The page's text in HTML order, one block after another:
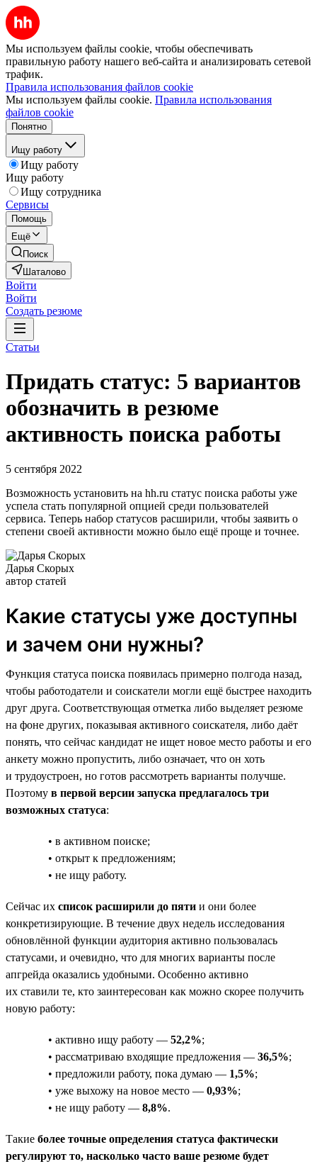
Мы используем файлы cookie, чтобы обеспечивать
правильную работу нашего веб-сайта и анализировать сетевой
трафик.
Правила использования файлов cookie
Мы используем файлы cookie. Правила использования
файлов cookie
Понятно
Ищу работу
Ищу работу
Ищу работу
Ищу сотрудника
Сервисы
Помощь
Ещё
Поиск
Шаталово
Войти
Войти
Создать резюме
Статьи
Придать статус: 5 вариантов
обозначить в резюме
активность поиска работы
5 сентября 2022
Возможность установить на hh.ru статус поиска работы уже
успела стать популярной опцией среди пользователей
сервиса. Теперь набор статусов расширили, чтобы заявить о
степени своей активности можно было ещё проще и точнее.
Дарья Скорых
автор статей
Какие статусы уже доступны
и зачем они нужны?
Функция статуса поиска появилась примерно полгода назад,
чтобы работодатели и соискатели могли ещё быстрее находить
друг друга. Соответствующая отметка либо выделяет резюме
на фоне других, показывая активного соискателя, либо даёт
понять, что сейчас кандидат не ищет новое место работы и его
анкету можно пропустить, либо означает, что он хоть
и трудоустроен, но готов рассмотреть варианты получше.
Поэтому в первой версии запуска предлагалось три
возможных статуса:
• в активном поиске;
• открыт к предложениям;
• не ищу работу.
Сейчас их список расширили до пяти и они более
конкретизирующие. В течение двух недель исследования
обновлённой функции аудитория активно пользовалась
статусами, и очевидно, что для многих варианты после
апгрейда оказались удобными. Особенно активно
их ставили те, кто заинтересован как можно скорее получить
новую работу:
• активно ищу работу — 52,2%;
• рассматриваю входящие предложения — 36,5%;
• предложили работу, пока думаю — 1,5%;
• уже выхожу на новое место — 0,93%;
• не ищу работу — 8,8%.
Такие более точные определения статуса фактически
регулируют то, насколько часто ваше резюме будет